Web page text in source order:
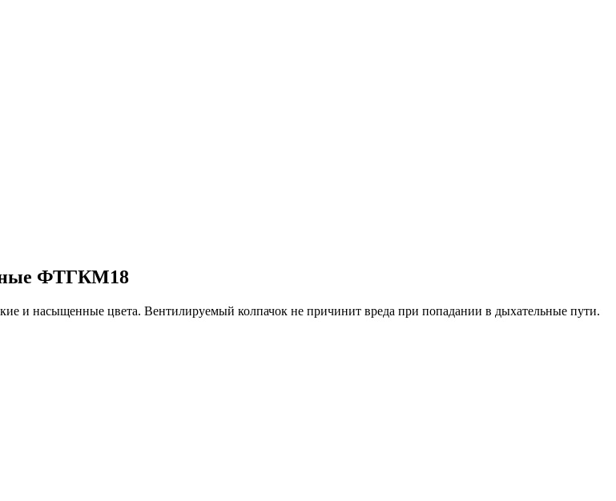
ФТГКМ18
и насыщенные цвета. Вентилируемый колпачок не причинит вреда при попадании в дыхательные пути.